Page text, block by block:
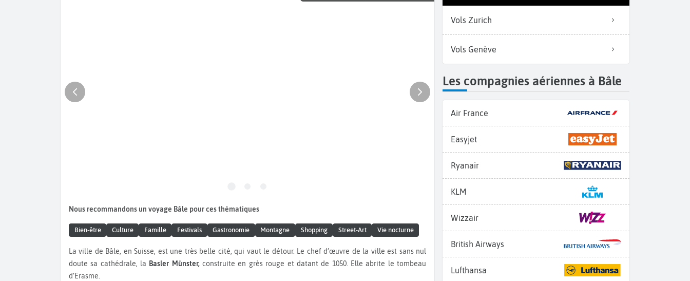
Nous recommandons un voyage Bâle pour ces thématiques
Bien-être Culture Famille Festivals Gastronomie Montagne Shopping Street-Art Vie nocturne
La ville de Bâle, en Suisse, est une très belle cité, qui vaut le détour. Le chef d’œuvre de la ville est sans nul
doute sa cathédrale, la Basler Münster,construite en grès rouge et datant de 1050. Elle abrite le tombeau
d’Erasme.
Vols Zurich
Vols Genève
Les compagnies aériennes à Bâle
Air France
Easyjet
Ryanair
KLM
Wizzair
British Airways
Lufthansa